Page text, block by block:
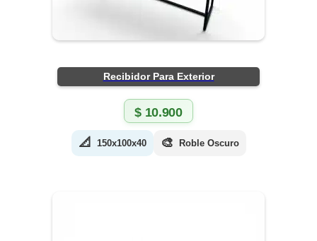
Recibidor Para Exterior
$10.900
📐 150x100x40 🎨 Roble Oscuro